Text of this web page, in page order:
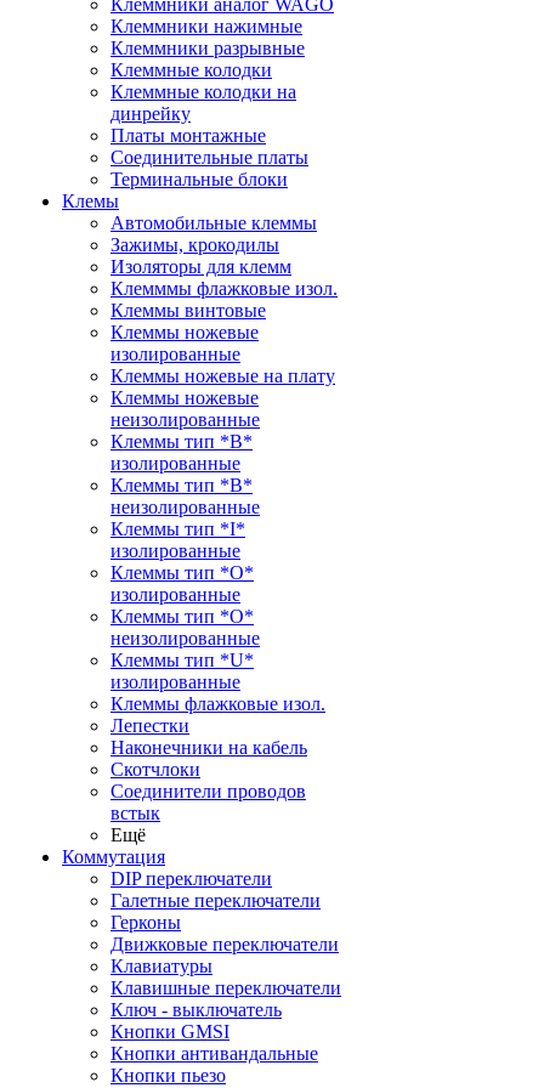
Клеммники аналог WAGO
Клеммники нажимные
Клеммники разрывные
Клеммные колодки
Клеммные колодки на
динрейку
Платы монтажные
Соединительные платы
Терминальные блоки
Клемы
Автомобильные клеммы
Зажимы, крокодилы
Изоляторы для клемм
Клемммы флажковые изол.
Клеммы винтовые
Клеммы ножевые
изолированные
Клеммы ножевые на плату
Клеммы ножевые
неизолированные
Клеммы тип *B*
изолированные
Клеммы тип *B*
неизолированные
Клеммы тип *I*
изолированные
Клеммы тип *O*
изолированные
Клеммы тип *O*
неизолированные
Клеммы тип *U*
изолированные
Клеммы флажковые изол.
Лепестки
Наконечники на кабель
Скотчлоки
Соединители проводов
встык
Ещё
Коммутация
DIP переключатели
Галетные переключатели
Герконы
Движковые переключатели
Клавиатуры
Клавишные переключатели
Ключ - выключатель
Кнопки GMSI
Кнопки антивандальные
Кнопки пьезо